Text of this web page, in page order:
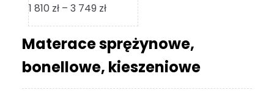
1 810 zł – 3 749 złZakres
cen:
od
1
810 zł
Materace sprężynowe,
bonellowe, kieszeniowe